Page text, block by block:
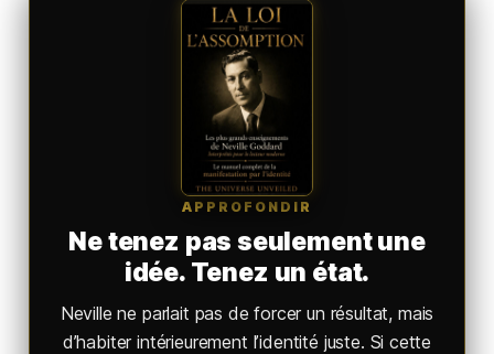
APPROFONDIR
Ne tenez pas seulement une
idée. Tenez un état.
Neville ne parlait pas de forcer un résultat, mais
d’habiter intérieurement l’identité juste. Si cette